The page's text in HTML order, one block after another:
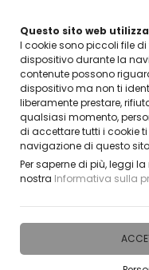
Questo sito web
I cookie sono piccoli file
dispositivo durante la
contenute possono
dispositivo ma non ti
liberamente prestare,
qualsiasi momento,
di accettare tutti i cookie
navigazione di questo
Per saperne di più, leggi
nostra Informativa sulla
VUOI
Home IDEE E REGALI